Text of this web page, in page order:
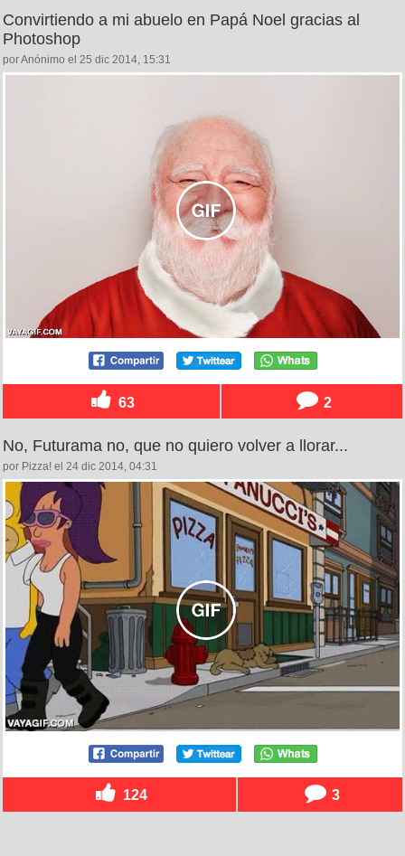
Convirtiendo a mi abuelo en Papá Noel gracias al
Photoshop
por Anónimo el 25 dic 2014, 15:31
63 2
No, Futurama no, que no quiero volver a llorar...
por Pizza! el 24 dic 2014, 04:31
124 3